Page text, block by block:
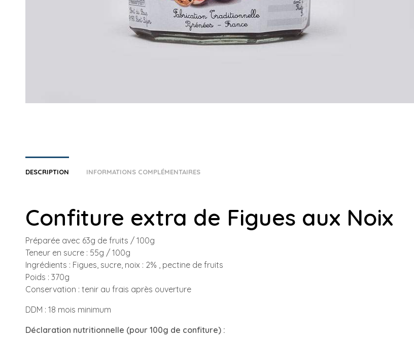
DESCRIPTION INFORMATIONS COMPLÉMENTAIRES
Confiture extra de Figues aux Noix
Préparée avec 63g de fruits / 100g
Teneur en sucre : 55g / 100g
Ingrédients : Figues, sucre, noix : 2% , pectine de fruits
Poids : 370g
Conservation : tenir au frais après ouverture
DDM : 18 mois minimum
Déclaration nutritionnelle (pour 100g de confiture) :